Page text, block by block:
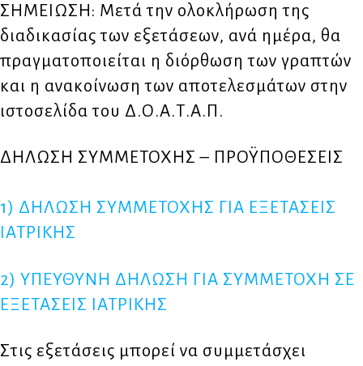
ΣΗΜΕΙΩΣΗ: Μετά την ολοκλήρωση της
διαδικασίας των εξετάσεων, ανά ημέρα, θα
πραγματοποιείται η διόρθωση των γραπτών
και η ανακοίνωση των αποτελεσμάτων στην
ιστοσελίδα του Δ.Ο.Α.Τ.Α.Π.
ΔΗΛΩΣΗ ΣΥΜΜΕΤΟΧΗΣ – ΠΡΟΫΠΟΘΕΣΕΙΣ
1) ΔΗΛΩΣΗ ΣΥΜΜΕΤΟΧΗΣ ΓΙΑ ΕΞΕΤΑΣΕΙΣ
ΙΑΤΡΙΚΗΣ
2) ΥΠΕΥΘΥΝΗ ΔΗΛΩΣΗ ΓΙΑ ΣΥΜΜΕΤΟΧΗ ΣΕ
ΕΞΕΤΑΣΕΙΣ ΙΑΤΡΙΚΗΣ
Στις εξετάσεις μπορεί να συμμετάσχει